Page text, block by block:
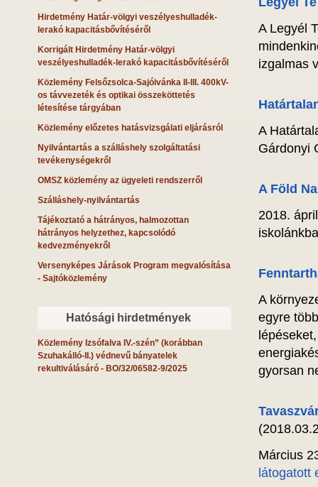
Hirdetmény Határ-völgyi veszélyeshulladék-
lerakó kapacitásbővítéséről
Korrigált Hirdetmény Határ-völgyi
veszélyeshulladék-lerakó kapacitásbővítéséről
Közlemény Felsőzsolca-Sajóivánka II-III. 400kV-
os távvezeték és optikai összeköttetés
létesítése tárgyában
Közlemény előzetes hatásvizsgálati eljárásról
Nyilvántartás a szálláshely szolgáltatási
tevékenységekről
OMSZ közlemény az ügyeleti rendszerről
Szálláshely-nyilvántartás
Tájékoztató a hátrányos, halmozottan
hátrányos helyzethez, kapcsolódó
kedvezményekről
Versenyképes Járások Program megvalósítása
- Sajtóközlemény
Hatósági hirdetmények
Közlemény Izsófalva IV.-szén” (korábban
Szuhakálló-II.) védnevű bányatelek
rekultiválásáró - BO/32/06582-9/2025
A Legyél
izgalmas
A
Gárdonyi
A Föld
2018.
A
egyre
gyorsan
Március
látogatott